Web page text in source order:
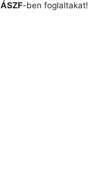
ÁSZF-ben foglaltakat!